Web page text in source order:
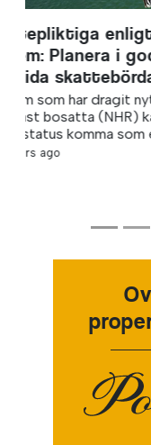
Ett nytt kapitel
relationer
De mest värdefulla
fastigheten.
I -31 Jul 2026